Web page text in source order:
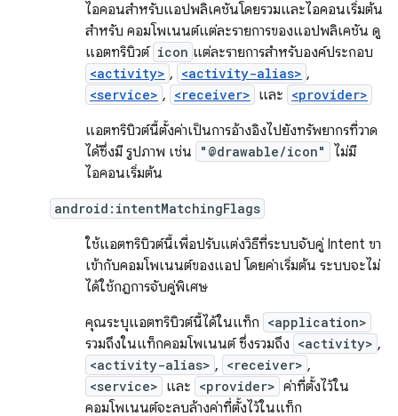
ไอคอนสำหรับแอปพลิเคชันโดยรวมและไอคอนเริ่มต้น
สำหรับ คอมโพเนนต์แต่ละรายการของแอปพลิเคชัน ดู
แอตทริบิวต์ icon แต่ละรายการสำหรับองค์ประกอบ
<activity> , <activity-alias> ,
<service> , <receiver> และ <provider>
แอตทริบิวต์นี้ตั้งค่าเป็นการอ้างอิงไปยังทรัพยากรที่วาด
ได้ซึ่งมี รูปภาพ เช่น
"@drawable/icon"
ไม่มี
ไอคอนเริ่มต้น
android:intentMatchingFlags
ใช้แอตทริบิวต์นี้เพื่อปรับแต่งวิธีที่ระบบจับคู่ Intent ขา
เข้ากับคอมโพเนนต์ของแอป โดยค่าเริ่มต้น ระบบจะไม่
ได้ใช้กฎการจับคู่พิเศษ
คุณระบุแอตทริบิวต์นี้ได้ในแท็ก <application>
รวมถึงในแท็กคอมโพเนนต์ ซึ่งรวมถึง <activity> ,
<activity-alias> , <receiver> ,
<service> และ <provider> ค่าที่ตั้งไว้ใน
คอมโพเนนต์จะลบล้างค่าที่ตั้งไว้ในแท็ก